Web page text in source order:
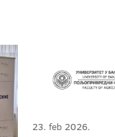
23. feb 2026.